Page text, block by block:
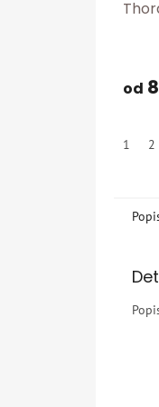
od
1 2